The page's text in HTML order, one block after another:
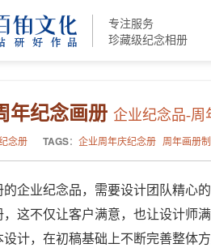
专注服务
珍藏级纪念相册
年纪念画册 企业纪念品-周
念册 TAGS： 企业周年庆纪念册 周年画册
企业纪念品，需要设计团队精心
这不仅让客户满意，也让设计师
计，在初稿基础上不断完善整体